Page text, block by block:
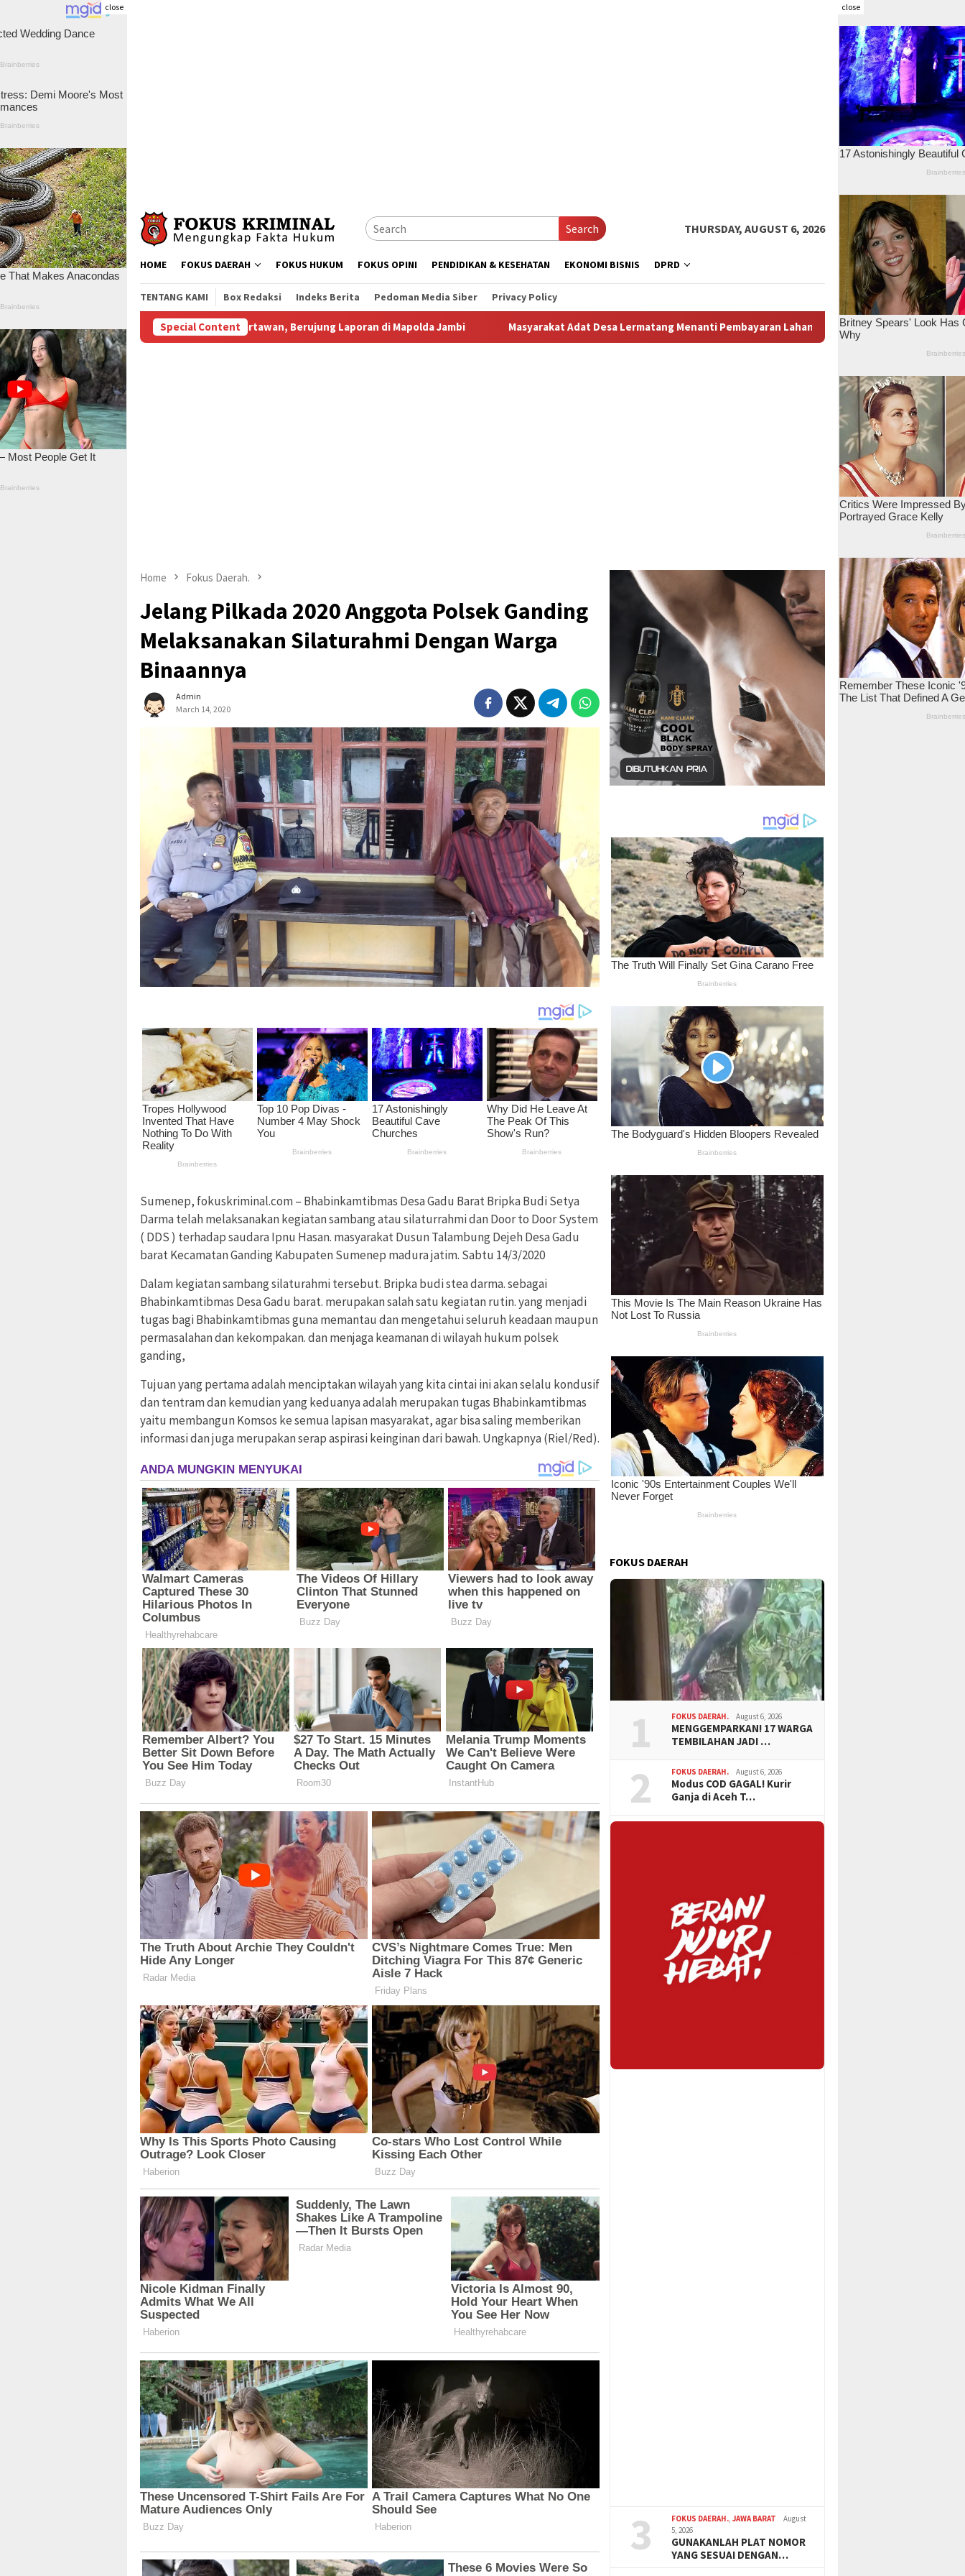
close close
Search THURSDAY, AUGUST 6, 2026
HOME FOKUS DAERAH FOKUS HUKUM FOKUS OPINI PENDIDIKAN & KESEHATAN EKONOMI BISNIS DPRD
TENTANG KAMI Box Redaksi Indeks Berita Pedoman Media Siber Privacy Policy
Special Content
Aniaya Wartawan, Berujung Laporan di Mapolda Jambi Masyarakat Adat Desa Lermatang Menanti Pembayaran Lahan: Antara Dugaan Konspirasi dan Bayang-Bayang “Makelar
Home Fokus Daerah.
Jelang Pilkada 2020 Anggota Polsek Ganding
Melaksanakan Silaturahmi Dengan Warga
Binaannya
Admin
March 14, 2020
Sumenep, fokuskriminal.com – Bhabinkamtibmas Desa Gadu Barat Bripka Budi Setya
Darma telah melaksanakan kegiatan sambang atau silaturrahmi dan Door to Door System
( DDS ) terhadap saudara Ipnu Hasan. masyarakat Dusun Talambung Dejeh Desa Gadu
barat Kecamatan Ganding Kabupaten Sumenep madura jatim. Sabtu 14/3/2020
Dalam kegiatan sambang silaturahmi tersebut. Bripka budi stea darma. sebagai
Bhabinkamtibmas Desa Gadu barat. merupakan salah satu kegiatan rutin. yang menjadi
tugas bagi Bhabinkamtibmas guna memantau dan mengetahui seluruh keadaan maupun
permasalahan dan kekompakan. dan menjaga keamanan di wilayah hukum polsek
ganding,
Tujuan yang pertama adalah menciptakan wilayah yang kita cintai ini akan selalu kondusif
dan tentram dan kemudian yang keduanya adalah merupakan tugas Bhabinkamtibmas
yaitu membangun Komsos ke semua lapisan masyarakat, agar bisa saling memberikan
informasi dan juga merupakan serap aspirasi keinginan dari bawah. Ungkapnya (Riel/Red).
FOKUS DAERAH
1 FOKUS DAERAH. August 6, 2026
MENGGEMPARKAN! 17 WARGA
TEMBILAHAN JADI …
2 FOKUS DAERAH. August 6, 2026
Modus COD GAGAL! Kurir
Ganja di Aceh T…
3 FOKUS DAERAH. ,JAWA BARAT
August
5, 2026
GUNAKANLAH PLAT NOMOR
YANG SESUAI DENGAN…